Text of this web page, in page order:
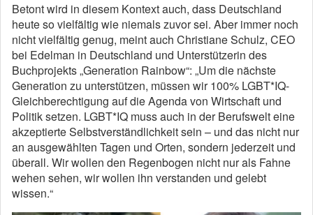
Betont wird in diesem Kontext auch, dass Deutschland
heute so vielfältig wie niemals zuvor sei. Aber immer noch
nicht vielfältig genug, meint auch Christiane Schulz, CEO
bei Edelman in Deutschland und Unterstützerin des
Buchprojekts „Generation Rainbow“: „Um die nächste
Generation zu unterstützen, müssen wir 100% LGBT*IQ-
Gleichberechtigung auf die Agenda von Wirtschaft und
Politik setzen. LGBT*IQ muss auch in der Berufswelt eine
akzeptierte Selbstverständlichkeit sein – und das nicht nur
an ausgewählten Tagen und Orten, sondern jederzeit und
überall. Wir wollen den Regenbogen nicht nur als Fahne
wehen sehen, wir wollen ihn verstanden und gelebt
wissen.“